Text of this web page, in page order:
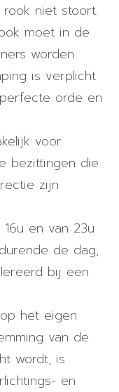
niet stoort.
moet in de
worden
is verplicht
orde en
voor
bezittingen die
zijn
en van 23u
de dag,
bij een
het eigen
van de
wordt, is
en